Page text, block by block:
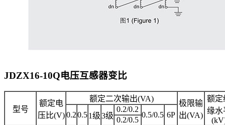
JDZX16-10Q电压互感器变比
型号
额定电
压比(V)
额定二次输出(VA)
极限输
出(VA)
额定
缘水
0.20.51级3级
0.2/0.2
0.5/0.5 6P
0.2/0.5